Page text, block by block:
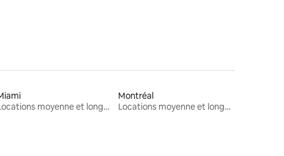
Locations moyenne et longue durée
Montréal
Locations moyenne et longue durée